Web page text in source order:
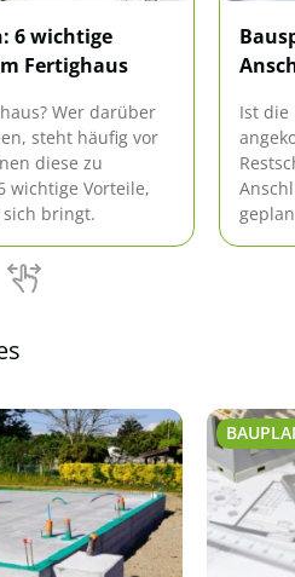
6 wichtige
Fertighaus
Wer darüber
steht häufig vor
diese zu
wichtige Vorteile,
bringt.
Ist die